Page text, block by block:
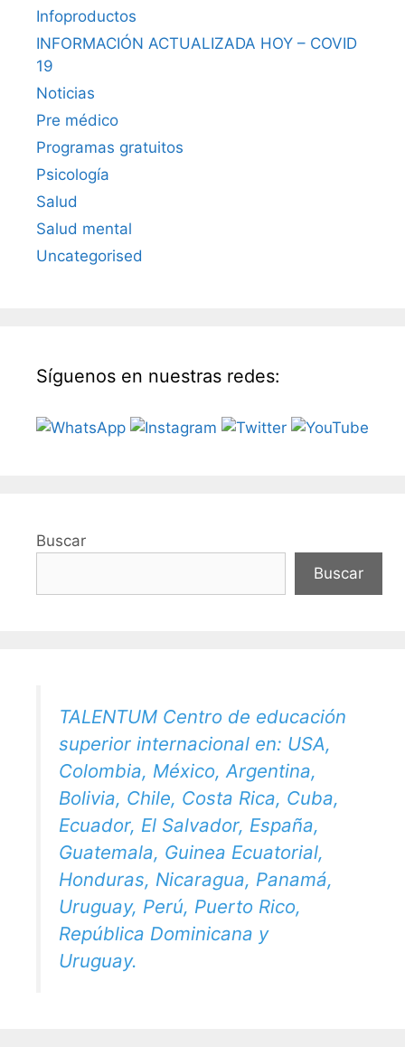
Infoproductos
INFORMACIÓN ACTUALIZADA HOY – COVID
19
Noticias
Pre médico
Programas gratuitos
Psicología
Salud
Salud mental
Uncategorised
Síguenos en nuestras redes:
Buscar
Buscar
TALENTUM Centro de educación
superior internacional en: USA,
Colombia, México, Argentina,
Bolivia, Chile, Costa Rica, Cuba,
Ecuador, El Salvador, España,
Guatemala, Guinea Ecuatorial,
Honduras, Nicaragua, Panamá,
Uruguay, Perú, Puerto Rico,
República Dominicana y
Uruguay.